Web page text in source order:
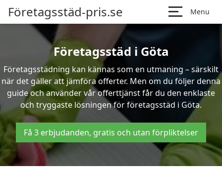
Företagsstäd-pris.se Menu
Företagsstäd i Göta
Företagsstädning kan kännas som en utmaning – särskilt
när det gäller att jämföra offerter. Men om du följer denna
guide och använder vår offerttjänst får du den enklaste
och tryggaste lösningen för företagsstäd i Göta.
Få 3 erbjudanden, gratis och utan förpliktelser